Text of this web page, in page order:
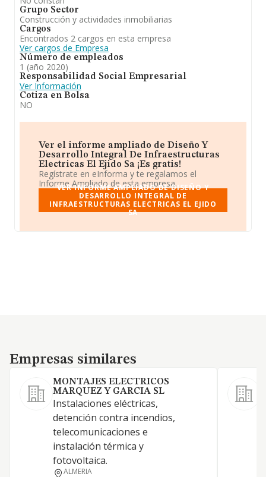
Grupo Sector
Construcción y actividades inmobiliarias
Cargos
Encontrados 2 cargos en esta empresa
Ver cargos de Empresa
Número de empleados
1 (año 2020)
Responsabilidad Social Empresarial
Ver Información
Cotiza en Bolsa
NO
Ver el informe ampliado de Diseño Y
Desarrollo Integral De Infraestructuras
Electricas El Ejido Sa ¡Es gratis!
Regístrate en eInforma y te regalamos el
Informe Ampliado de esta empresa.
VER INFORME AMPLIADO DE DISEÑO Y
DESARROLLO INTEGRAL DE
INFRAESTRUCTURAS ELECTRICAS EL EJIDO
SA
Empresas similares
Empresas similares
MONTAJES ELECTRICOS
MARQUEZ Y GARCIA SL
Instalaciones eléctricas,
detención contra incendios,
telecomunicaciones e
instalación térmica y
fotovoltaica.
ALMERIA